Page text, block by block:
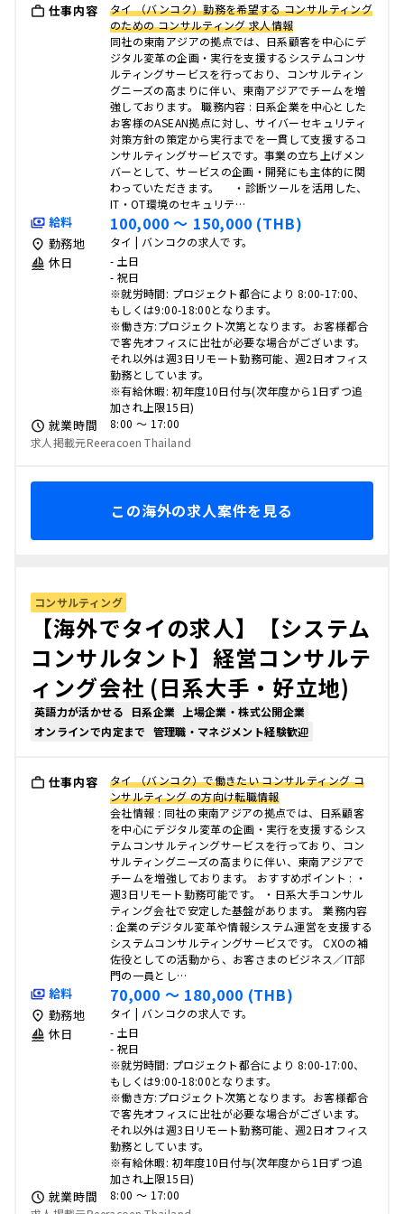
仕事内容
タイ （バンコク）勤務を希望する コンサルティング
のための コンサルティング 求人情報
同社の東南アジアの拠点では、日系顧客を中心にデ
ジタル変革の企画・実行を支援するシステムコンサ
ルティングサービスを行っており、コンサルティン
グニーズの高まりに伴い、東南アジアでチームを増
強しております。 職務内容 : 日系企業を中心とした
お客様のASEAN拠点に対し、サイバーセキュリティ
対策方針の策定から実行までを一貫して支援するコ
ンサルティングサービスです。事業の立ち上げメン
バーとして、サービスの企画・開発にも主体的に関
わっていただきます。 ・診断ツールを活用した、
IT・OT環境のセキュリテ…
給料 100,000 〜 150,000 (THB)
勤務地 タイ | バンコクの求人です。
休日
- 土日
- 祝日
※就労時間: プロジェクト都合により 8:00-17:00、
もしくは9:00-18:00となります。
※働き方:プロジェクト次第となります。お客様都合
で客先オフィスに出社が必要な場合がございます。
それ以外は週3日リモート勤務可能、週2日オフィス
勤務としています。
※有給休暇: 初年度10日付与(次年度から1日ずつ追
加され上限15日)
就業時間
8:00 〜 17:00
求人掲載元Reeracoen Thailand
この海外の求人案件を見る
コンサルティング
【海外でタイの求人】【システム
コンサルタント】経営コンサルテ
ィング会社 (日系大手・好立地)
英語力が活かせる 日系企業
上場企業・株式公開企業
オンラインで内定まで 管理職・マネジメント経験歓迎
仕事内容
タイ （バンコク）で働きたい コンサルティング コ
ンサルティング の方向け転職情報
会社情報 : 同社の東南アジアの拠点では、日系顧客
を中心にデジタル変革の企画・実行を支援するシス
テムコンサルティングサービスを行っており、コン
サルティングニーズの高まりに伴い、東南アジアで
チームを増強しております。 おすすめポイント : ・
週3日リモート勤務可能です。 ・日系大手コンサル
ティング会社で安定した基盤があります。 業務内容
: 企業のデジタル変革や情報システム運営を支援する
システムコンサルティングサービスです。 CXOの補
佐役としての活動から、お客さまのビジネス／IT部
門の一員とし…
給料 70,000 〜 180,000 (THB)
勤務地 タイ | バンコクの求人です。
休日
- 土日
- 祝日
※就労時間: プロジェクト都合により 8:00-17:00、
もしくは9:00-18:00となります。
※働き方:プロジェクト次第となります。お客様都合
で客先オフィスに出社が必要な場合がございます。
それ以外は週3日リモート勤務可能、週2日オフィス
勤務としています。
※有給休暇: 初年度10日付与(次年度から1日ずつ追
加され上限15日)
就業時間
8:00 〜 17:00